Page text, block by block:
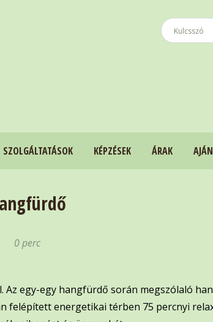
SZOLGÁLTATÁSOK KÉPZÉSEK ÁRAK
0 perc
egy-egy hangfürdő során megszólaló
felépített energetikai térben 75 percnyi